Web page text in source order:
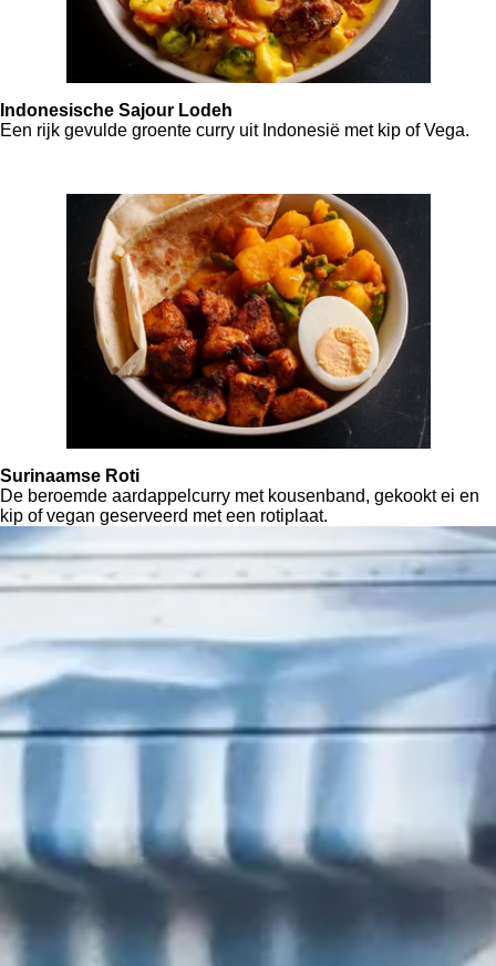
Indonesische Sajour Lodeh
Een rijk gevulde groente curry uit Indonesië met kip of Vega.
Surinaamse Roti
De beroemde aardappelcurry met kousenband, gekookt ei en
kip of vegan geserveerd met een rotiplaat.